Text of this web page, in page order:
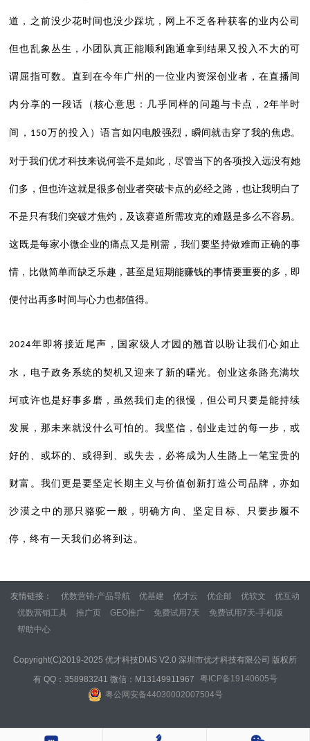
道，之前没少花时间也没少踩坑，网上不乏各种获客的业内公司
但也乱象丛生，小团队真正能顺利跑通拿到结果又投入不大的可
谓屈指可数。直到在今年广州的一位业内资深创业者，在直播间
内分享的一段话（核心意思：几乎同样的问题与卡点， 2年半时
间， 150万的投入）语言如闪电般强烈，瞬间就击穿了我的焦虑。
对于我们优才科技来说何尝不是如此，尽管当下的各项投入远没有她
们多，但也许这就是很多创业者突破卡点的必经之路，也让我明白了
不是只有我们突破才焦灼，及该赛道所需攻克的难题是多么不容易。
这既是每家小微企业的痛点又是刚需，我们要坚持做难而正确的事
情，比做简单而缺乏乐趣，甚至是短期能赚钱的事情要重要的多，即
便付出再多时间与心力也都值得。
2024年即将接近尾声，国家级人才园的翘首以盼让我们心如止
水，电子政务系统的契机又迎来了新的曙光。创业这条路充满坎
坷或许也是好事多磨，虽然我们走的很慢，但公司只要是能持续
发展，那未来就没什么可怕的。我坚信，创业走过的每一步，或
好的、或坏的、或得到、或失去，必将成为人生路上一笔宝贵的
财富。我们更是要坚定长期主义与价值创新打造公司品牌，亦如
沙漠之中的那只骆驼一般，明确方向、坚定目标、只要步履不
停，终有一天我们必将到达。
友情链接： 优数营销-产品导航 优基建 优才云 优企邮 优软文
优互动
优数营销工具
推广页 GEO推广 免费试用7天
免费试用7天-手机版
帮助中心
Copyright(C)2019-2025 优才科技DMS V2.0 深圳市优才科技有限公司 版权所
有 QQ：358983241 微信：M13149911967
粤ICP备19140605号
粤公网安备44030002007504号